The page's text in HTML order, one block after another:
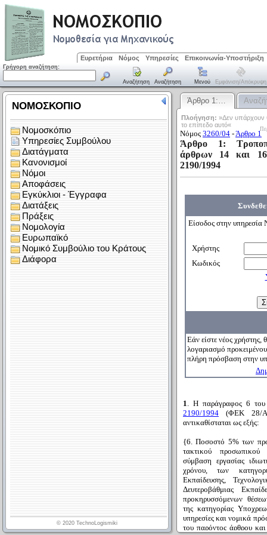
Ευρετήρια Νόμος Υπηρεσίες Επικοινωνία-Υποστήριξη
Γρήγορη αναζήτηση:
Αναζήτηση Αναζήτηση Μενού Εμφάνιση/απόκρυψη
Άρθρο 1:…